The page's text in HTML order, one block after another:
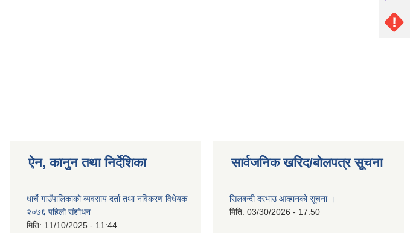
ऐन, कानुन तथा निर्देशिका
धार्चे गाउँपालिकाको व्यवसाय दर्ता तथा नविकरण विधेयक
२०७६ पहिलो संशोधन
मिति: 11/10/2025 - 11:44
सार्वजनिक खरिद/बोलपत्र सूचना
सिलबन्दी दरभाउ आव्हानको सूचना ।
मिति: 03/30/2026 - 17:50